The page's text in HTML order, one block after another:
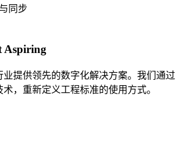
同步
Aspiring
业提供领先的数字化解决方案。我们通过
，重新定义工程标准的使用方式。